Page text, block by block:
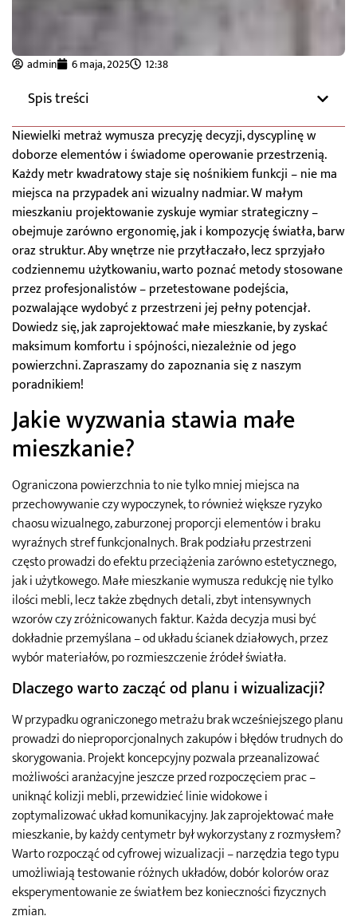
admin 6 maja, 2025 12:38
Spis treści
Niewielki metraż wymusza precyzję decyzji, dyscyplinę w
doborze elementów i świadome operowanie przestrzenią.
Każdy metr kwadratowy staje się nośnikiem funkcji – nie ma
miejsca na przypadek ani wizualny nadmiar. W małym
mieszkaniu projektowanie zyskuje wymiar strategiczny –
obejmuje zarówno ergonomię, jak i kompozycję światła, barw
oraz struktur. Aby wnętrze nie przytłaczało, lecz sprzyjało
codziennemu użytkowaniu, warto poznać metody stosowane
przez profesjonalistów – przetestowane podejścia,
pozwalające wydobyć z przestrzeni jej pełny potencjał.
Dowiedz się, jak zaprojektować małe mieszkanie, by zyskać
maksimum komfortu i spójności, niezależnie od jego
powierzchni. Zapraszamy do zapoznania się z naszym
poradnikiem!
Jakie wyzwania stawia małe
mieszkanie?
Ograniczona powierzchnia to nie tylko mniej miejsca na
przechowywanie czy wypoczynek, to również większe ryzyko
chaosu wizualnego, zaburzonej proporcji elementów i braku
wyraźnych stref funkcjonalnych. Brak podziału przestrzeni
często prowadzi do efektu przeciążenia zarówno estetycznego,
jak i użytkowego. Małe mieszkanie wymusza redukcję nie tylko
ilości mebli, lecz także zbędnych detali, zbyt intensywnych
wzorów czy zróżnicowanych faktur. Każda decyzja musi być
dokładnie przemyślana – od układu ścianek działowych, przez
wybór materiałów, po rozmieszczenie źródeł światła.
Dlaczego warto zacząć od planu i wizualizacji?
W przypadku ograniczonego metrażu brak wcześniejszego planu
prowadzi do nieproporcjonalnych zakupów i błędów trudnych do
skorygowania. Projekt koncepcyjny pozwala przeanalizować
możliwości aranżacyjne jeszcze przed rozpoczęciem prac –
uniknąć kolizji mebli, przewidzieć linie widokowe i
zoptymalizować układ komunikacyjny. Jak zaprojektować małe
mieszkanie, by każdy centymetr był wykorzystany z rozmysłem?
Warto rozpocząć od cyfrowej wizualizacji – narzędzia tego typu
umożliwiają testowanie różnych układów, dobór kolorów oraz
eksperymentowanie ze światłem bez konieczności fizycznych
zmian.